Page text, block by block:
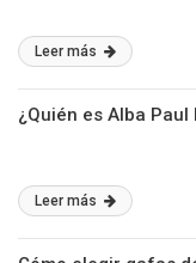
Leer más
¿Quién es Alba Paul
Leer más